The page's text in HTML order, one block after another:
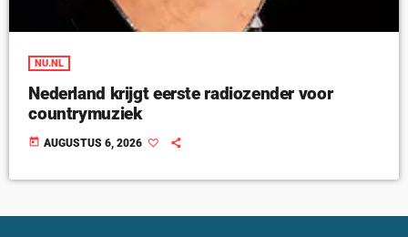
NU.NL
Nederland krijgt eerste radiozender voor
countrymuziek
today AUGUSTUS 6, 2026